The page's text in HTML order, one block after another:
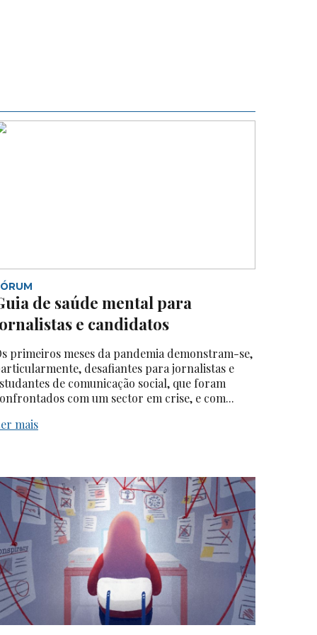
de saúde mental para
e candidatos
primeiros meses da pandemia demonstram-se,
desafiantes para jornalistas e
de comunicação social, que foram
com um sector em crise, e com...
mais